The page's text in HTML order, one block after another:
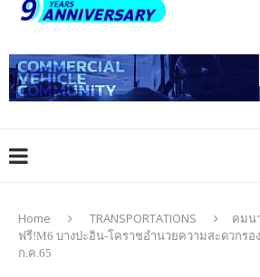
Home TRANSPORTATIONS คมน
ฟรี!M6 บางปะอิน-โคราชอำนวยความสะดวกรอ
ก.ค.65